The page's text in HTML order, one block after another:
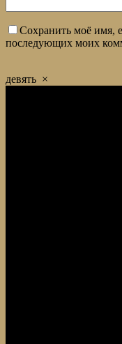
Сохранить моё имя,
последующих моих
девять ×